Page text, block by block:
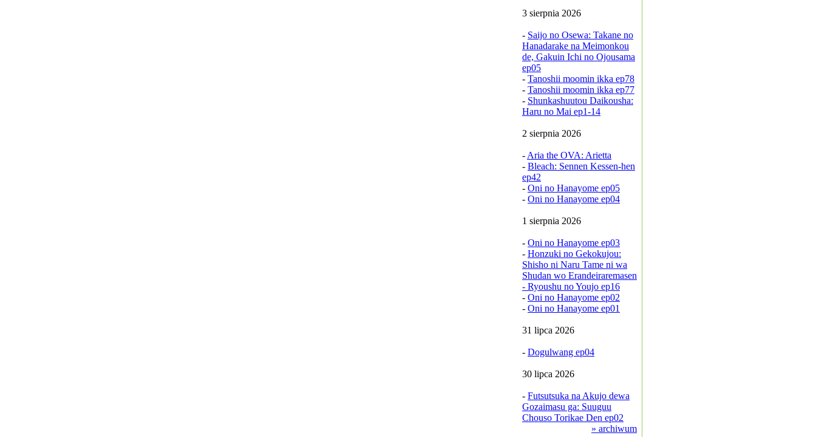
3 sierpnia 2026
- Saijo no Osewa: Takane no
Hanadarake na Meimonkou
de, Gakuin Ichi no Ojousama
ep05
- Tanoshii moomin ikka ep78
- Tanoshii moomin ikka ep77
- Shunkashuutou Daikousha:
Haru no Mai ep1-14
2 sierpnia 2026
- Aria the OVA: Arietta
- Bleach: Sennen Kessen-hen
ep42
- Oni no Hanayome ep05
- Oni no Hanayome ep04
1 sierpnia 2026
- Oni no Hanayome ep03
- Honzuki no Gekokujou:
Shisho ni Naru Tame ni wa
Shudan wo Erandeiraremasen
- Ryoushu no Youjo ep16
- Oni no Hanayome ep02
- Oni no Hanayome ep01
31 lipca 2026
- Dogulwang ep04
30 lipca 2026
- Futsutsuka na Akujo dewa
Gozaimasu ga: Suuguu
Chouso Torikae Den ep02
» archiwum